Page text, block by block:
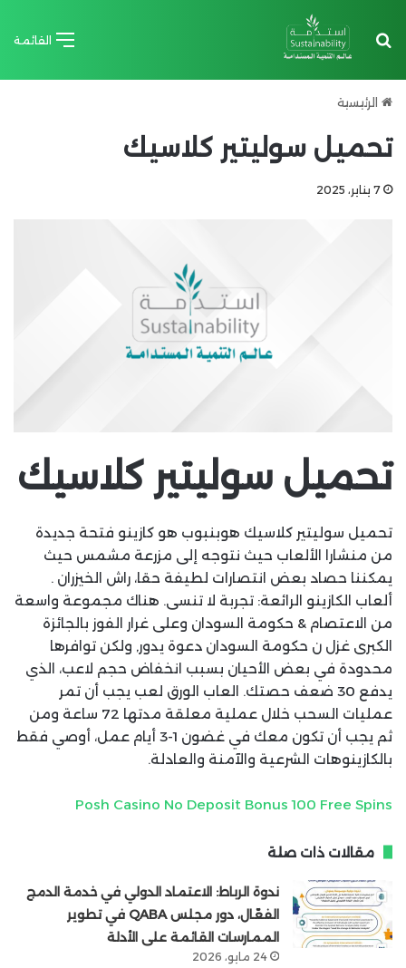
القائمة بحث عن
الرئيسية
تحميل سوليتير كلاسيك
7 يناير، 2025
تحميل سوليتير كلاسيك
تحميل سوليتير كلاسيك هوبنبوب هو كازينو فتحة جديدة
من منشارا الألعاب حيث نتوجه إلى مزرعة مشمس حيث
يمكننا حصاد بعض انتصارات لطيفة حقا، راش الخيزران .
ألعاب الكازينو الرائعة: تجربة لا تنسى. هناك مجموعة واسعة
من الاعتصام & حكومة السودان وعلى غرار الفوز بالجائزة
الكبرى غزل ن حكومة السودان دعوة يدور, ولكن توافرها
محدودة في بعض الأحيان بسبب انخفاض حجم لاعب، الذي
يدفع 30 ضعف حصتك. العاب الورق لعب يجب أن تمر
عمليات السحب خلال عملية معلقة مدتها 72 ساعة ومن
ثم يجب أن تكون معك في غضون 1-3 أيام عمل، أوصي فقط
بالكازينوهات الشرعية والآمنة والعادلة.
Posh Casino No Deposit Bonus 100 Free Spins
مقالات ذات صلة
ندوة الرباط: الاعتماد الدولي في خدمة الدمج
الفعّال، دور مجلس QABA في تطوير
الممارسات القائمة على الأدلة
24 مايو، 2026